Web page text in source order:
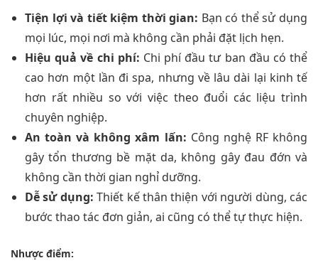
Tiện lợi và tiết kiệm thời gian: Bạn có thể sử dụng
mọi lúc, mọi nơi mà không cần phải đặt lịch hẹn.
Hiệu quả về chi phí: Chi phí đầu tư ban đầu có thể
cao hơn một lần đi spa, nhưng về lâu dài lại kinh tế
hơn rất nhiều so với việc theo đuổi các liệu trình
chuyên nghiệp.
An toàn và không xâm lấn: Công nghệ RF không
gây tổn thương bề mặt da, không gây đau đớn và
không cần thời gian nghỉ dưỡng.
Dễ sử dụng: Thiết kế thân thiện với người dùng, các
bước thao tác đơn giản, ai cũng có thể tự thực hiện.
Nhược điểm: